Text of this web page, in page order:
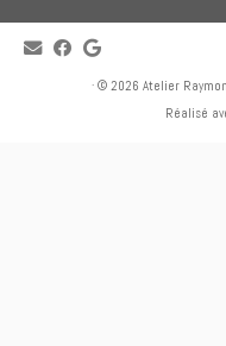
· © 2026 Atelier
Réalisé